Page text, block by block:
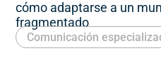
cómo adaptarse a un
fragmentado
Comunicación